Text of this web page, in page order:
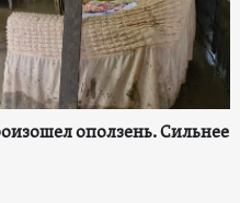
оползень. Сильнее